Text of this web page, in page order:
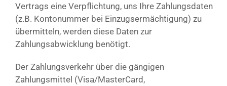
Vertrags eine Verpflichtung, uns Ihre Zahlungsdaten
(z.B. Kontonummer bei Einzugsermächtigung) zu
übermitteln, werden diese Daten zur
Zahlungsabwicklung benötigt.
Der Zahlungsverkehr über die gängigen
Zahlungsmittel (Visa/MasterCard,